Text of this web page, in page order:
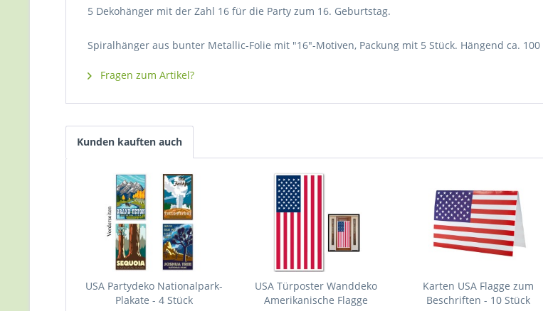
5 Dekohänger mit der Zahl 16 für die Party zum 16. Geburtstag.
Spiralhänger aus bunter Metallic-Folie mit "16"-Motiven, Packung mit 5 Stück. Hängend ca.
Fragen zum Artikel?
Kunden kauften auch
USA Partydeko Nationalpark-
Plakate - 4 Stück
USA Türposter Wanddeko
Amerikanische Flagge
Karten USA Flagge zum
Beschriften - 10 Stück